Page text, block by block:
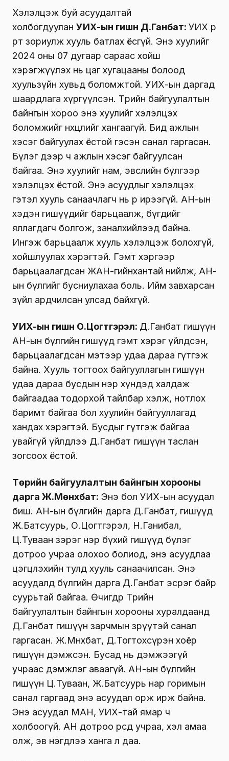
Хэлэлцэж буй асуудалтай
холбогдуулан УИХ-ын гишүүн Д.Ганбат: УИХ өөрөө
өөртөө зориулж хууль батлах ёсгүй. Энэ хуулийг
2024 оны 07 дугаар сараас хойш
хэрэгжүүлэх нь цаг хугацааны болоод
хуульзүйн хувьд боломжтой. УИХ-ын даргад
шаардлага хүргүүлсэн. Төрийн байгуулалтын
байнгын хороо энэ хуулийг хэлэлцэх
боломжийг нөхцөлийг хангаагүй. Бид ажлын
хэсэг байгуулах ёстой гэсэн санал гаргасан.
Бүлэг дээр ч ажлын хэсэг байгуулсан
байгаа. Энэ хуулийг нам, эвслийн бүлгээр
хэлэлцэх ёстой. Энэ асуудлыг хэлэлцэх
гэтэл хууль санаачлагч нь өөрөө ирээгүй. АН-ын
хэдэн гишүүдийг барьцаалж, бүгдийг
яллагдагч болгож, заналхийлээд байна.
Ингэж барьцаалж хууль хэлэлцэж болохгүй,
хойшлуулах хэрэгтэй. Гэмт хэргээр
барьцаалагдсан ЖАН-гийнхантай нийлж, АН-
ын бүлгийг бусниулахаа боль. Ийм завхарсан
зүйл ардчилсан улсад байхгүй.
УИХ-ын гишүүн О.Цогтгэрэл: Д.Ганбат гишүүн
АН-ын бүлгийн гишүүд гэмт хэрэг үйлдсэн,
барьцаалагдсан мэтээр удаа дараа гүтгэж
байна. Хууль тогтоох байгууллагын гишүүн
удаа дараа бусдын нэр хүндэд халдаж
байгаадаа тодорхой тайлбар хэлж, нотлох
баримт байгаа бол хуулийн байгууллагад
хандах хэрэгтэй. Бусдыг гүтгэж байгаа
увайгүй үйлдлээ Д.Ганбат гишүүн таслан
зогсоох ёстой.
Төрийн байгуулалтын байнгын хорооны
дарга Ж.Мөнхбат: Энэ бол УИХ-ын асуудал
биш. АН-ын бүлгийн дарга Д.Ганбат, гишүүд
Ж.Батсуурь, О.Цогтгэрэл, Н.Ганибал,
Ц.Туваан зэрэг нэр бүхий гишүүд бүлэг
дотроо учраа олохоо болиод, энэ асуудлаа
цэгцлэхийн тулд хууль санаачилсан. Энэ
асуудалд бүлгийн дарга Д.Ганбат эсрэг байр
суурьтай байгаа. Өчигдөр Төрийн
байгуулалтын байнгын хорооны хуралдаанд
Д.Ганбат гишүүн зарчмын зөрүүтэй санал
гаргасан. Ж.Мөнхбат, Д.Тогтохсүрэн хоёр
гишүүн дэмжсэн. Бусад нь дэмжээгүй
учраас дэмжлэг аваагүй. АН-ын бүлгийн
гишүүн Ц.Туваан, Ж.Батсуурь нар горимын
санал гаргаад энэ асуудал орж ирж байна.
Энэ асуудал МАН, УИХ-тай ямар ч
холбоогүй. АН дотроо өөрсдөө учраа, хэл амаа
олж, эв нэгдлээ ханга л даа.